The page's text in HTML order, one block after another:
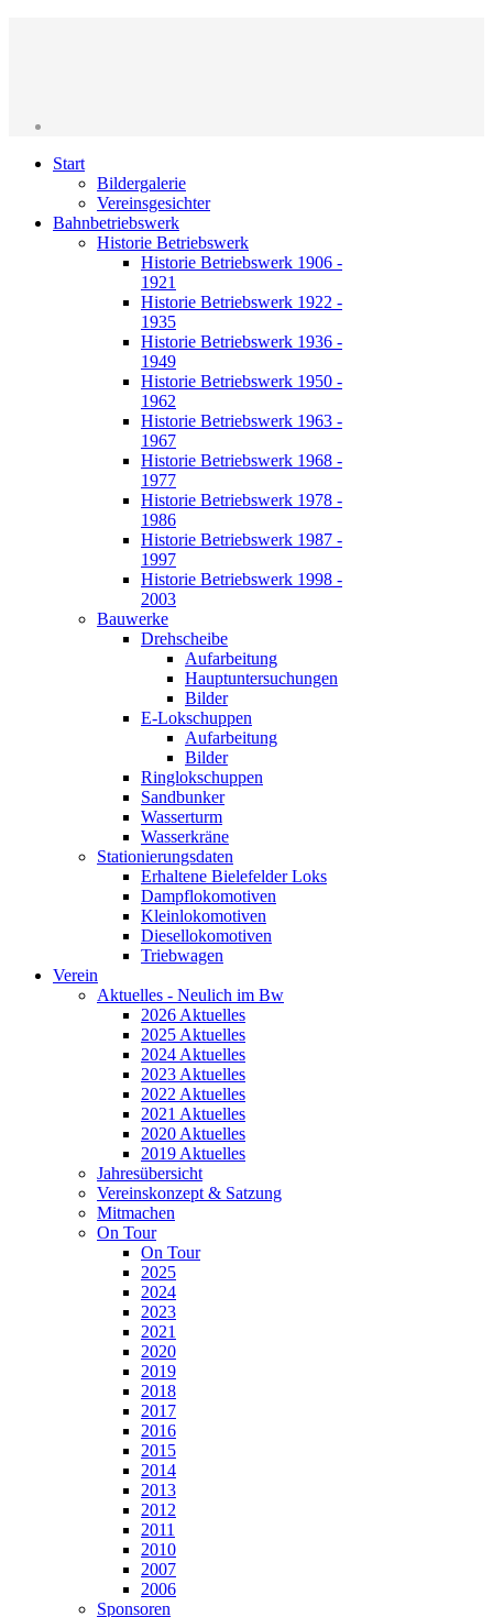
Start
Bildergalerie
Vereinsgesichter
Bahnbetriebswerk
Historie Betriebswerk
Historie Betriebswerk 1906 -
1921
Historie Betriebswerk 1922 -
1935
Historie Betriebswerk 1936 -
1949
Historie Betriebswerk 1950 -
1962
Historie Betriebswerk 1963 -
1967
Historie Betriebswerk 1968 -
1977
Historie Betriebswerk 1978 -
1986
Historie Betriebswerk 1987 -
1997
Historie Betriebswerk 1998 -
2003
Bauwerke
Drehscheibe
Aufarbeitung
Hauptuntersuchungen
Bilder
E-Lokschuppen
Aufarbeitung
Bilder
Ringlokschuppen
Sandbunker
Wasserturm
Wasserkräne
Stationierungsdaten
Erhaltene Bielefelder Loks
Dampflokomotiven
Kleinlokomotiven
Diesellokomotiven
Triebwagen
Verein
Aktuelles - Neulich im Bw
2026 Aktuelles
2025 Aktuelles
2024 Aktuelles
2023 Aktuelles
2022 Aktuelles
2021 Aktuelles
2020 Aktuelles
2019 Aktuelles
Jahresübersicht
Vereinskonzept & Satzung
Mitmachen
On Tour
On Tour
2025
2024
2023
2021
2020
2019
2018
2017
2016
2015
2014
2013
2012
2011
2010
2007
2006
Sponsoren